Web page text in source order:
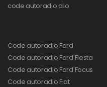
code autoradio clio
Code autoradio Ford
Code autoradio Ford Fiesta
Code autoradio Ford Focus
Code autoradio Fiat